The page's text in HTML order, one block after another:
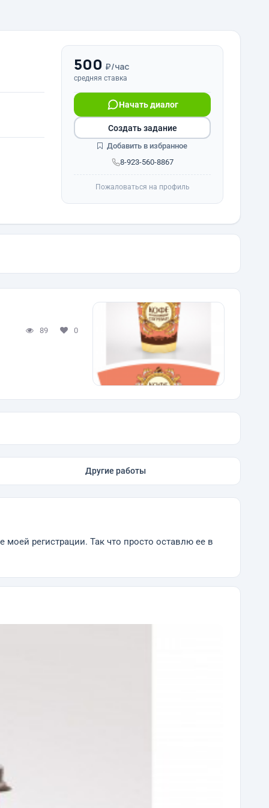
500 ₽/час
средняя ставка
8-923-560-8867
Начать диалог
Создать задание
Добавить в избранное
Пожаловаться на профиль
89 0
Другие работы
моей регистрации. Так что просто оставлю ее в